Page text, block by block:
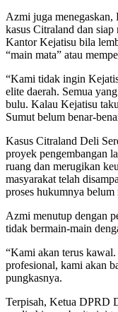
Azmi juga
kasus Citraland dan siap
Kantor Kejatisu bila
“main mata” atau
“Kami tidak ingin
elite daerah. Semua
bulu. Kalau Kejatisu
Sumut belum benar-
Kasus Citraland Deli
proyek pengembangan
ruang dan merugikan
masyarakat telah
proses hukumnya
Azmi menutup dengan
tidak bermain-main
“Kami akan terus
profesional, kami akan
pungkasnya.
Terpisah, Ketua DPRD